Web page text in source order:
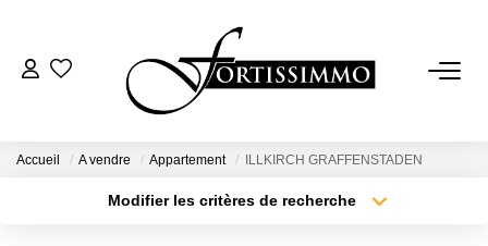
Tous Nos Biens
Ancien
Accueil A vendre Appartement ILLKIRCH GRAFFENSTADEN
Modifier les critères de recherche